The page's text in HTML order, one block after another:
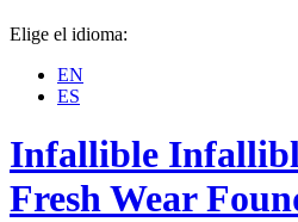
Elige el idioma:
EN
ES
Infallible
Fresh Wear